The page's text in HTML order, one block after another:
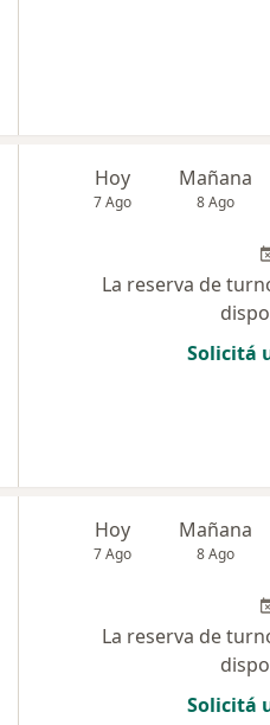
Hoy
7 Ago
Mañana
8 Ago
La reserva de
Solicitá
Hoy
7 Ago
Mañana
8 Ago
La reserva de
Solicitá